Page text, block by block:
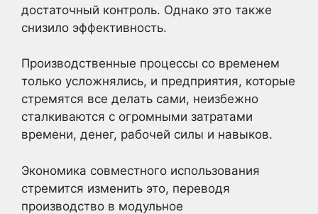
достаточный контроль. Однако это также
снизило эффективность.
Производственные процессы со временем
только усложнялись, и предприятия, которые
стремятся все делать сами, неизбежно
сталкиваются с огромными затратами
времени, денег, рабочей силы и навыков.
Экономика совместного использования
стремится изменить это, переводя
производство в модульное